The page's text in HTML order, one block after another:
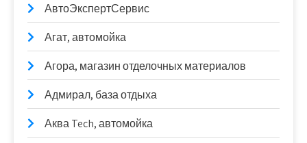
АвтоЭкспертСервис
Агат, автомойка
Агора, магазин отделочных материалов
Адмирал, база отдыха
Аква Tech, автомойка